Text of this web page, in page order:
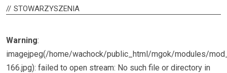
STOWARZYSZENIA
Warning:
imagejpeg(/home/wachock/public_html/mgok/modules/
166.jpg): failed to open stream: No such file or directory in